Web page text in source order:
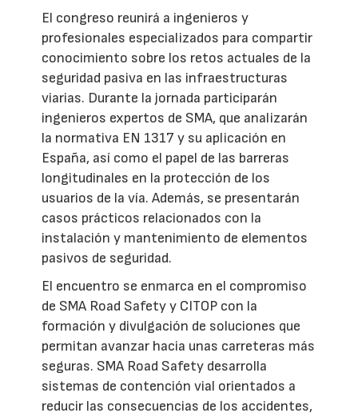
El congreso reunirá a ingenieros y
profesionales especializados para compartir
conocimiento sobre los retos actuales de la
seguridad pasiva en las infraestructuras
viarias. Durante la jornada participarán
ingenieros expertos de SMA, que analizarán
la normativa EN 1317 y su aplicación en
España, así como el papel de las barreras
longitudinales en la protección de los
usuarios de la vía. Además, se presentarán
casos prácticos relacionados con la
instalación y mantenimiento de elementos
pasivos de seguridad.
El encuentro se enmarca en el compromiso
de SMA Road Safety y CITOP con la
formación y divulgación de soluciones que
permitan avanzar hacia unas carreteras más
seguras. SMA Road Safety desarrolla
sistemas de contención vial orientados a
reducir las consecuencias de los accidentes,